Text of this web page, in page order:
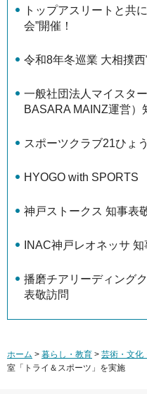
トップアスリートと共
会”開催！
令和8年冬巡業 大相撲
一般社団法人マイスタ
BASARA MAINZ運営）
スポーツクラブ21ひょ
HYOGO with SPORTS
神戸ストークス 知事表
INAC神戸レオネッサ
播磨チアリーディング
表敬訪問
ホーム > 暮らし・教育 > 芸術・文化
室「トライ＆スポーツ」を実施